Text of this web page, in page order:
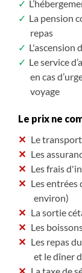
2h de marche
JOUR 5 – La
Une
de Faial. A
caldeira de
profondeur.
les îles de Pico
Après avoir
végétation
forestière puis
pour un petit
1957, en
de l’île, eu lieu
La sortie de
cendres ont
ensevelissant
La pension
repas
L'ascension
Le service
en cas
voyage
Le prix ne
Le
Les
Les frais
Les entrées
environ)
La sortie
Les
Les repas
et le dîner